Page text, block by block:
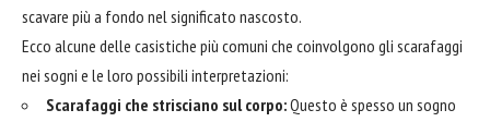
scavare più a fondo nel significato nascosto.
Ecco alcune delle casistiche più comuni che coinvolgono gli scarafaggi
nei sogni e le loro possibili interpretazioni:
Scarafaggi che strisciano sul corpo:Questo è spesso un sogno